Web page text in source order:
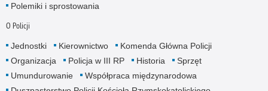
Polemiki i sprostowania
O Policji
Jednostki Kierownictwo
Komenda Główna Policji
Organizacja
Policja w III RP Historia
Sprzęt
Umundurowanie
Współpraca międzynarodowa